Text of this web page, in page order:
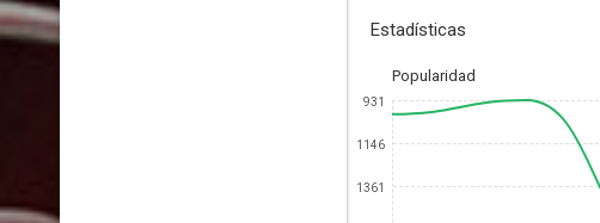
Estadísticas
Popularidad
931
1146
1361